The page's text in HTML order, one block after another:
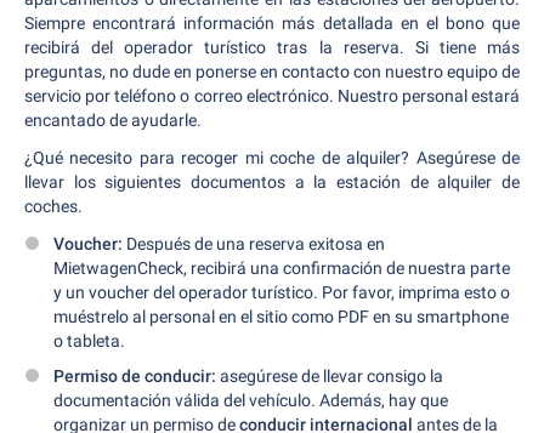
Siempre encontrará información más detallada en el bono que
recibirá del operador turístico tras la reserva. Si tiene más
preguntas, no dude en ponerse en contacto con nuestro equipo de
servicio por teléfono o correo electrónico. Nuestro personal estará
encantado de ayudarle.
¿Qué necesito para recoger mi coche de alquiler? Asegúrese de
llevar los siguientes documentos a la estación de alquiler de
coches.
Voucher: Después de una reserva exitosa en
MietwagenCheck, recibirá una confirmación de nuestra parte
y un voucher del operador turístico. Por favor, imprima esto o
muéstrelo al personal en el sitio como PDF en su smartphone
o tableta.
Permiso de conducir: asegúrese de llevar consigo la
documentación válida del vehículo. Además, hay que
organizar un permiso deconducir internacional antes de la